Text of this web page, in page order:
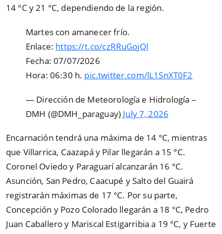
14 °C y 21 °C, dependiendo de la región.
Martes con amanecer frío.
Enlace: https://t.co/czRRuGojQl
Fecha: 07/07/2026
Hora: 06:30 h. pic.twitter.com/lL1SnXT0F2
— Dirección de Meteorología e Hidrología –
DMH (@DMH_paraguay) July 7, 2026
Encarnación tendrá una máxima de 14 °C, mientras
que Villarrica, Caazapá y Pilar llegarán a 15 °C.
Coronel Oviedo y Paraguarí alcanzarán 16 °C.
Asunción, San Pedro, Caacupé y Salto del Guairá
registrarán máximas de 17 °C. Por su parte,
Concepción y Pozo Colorado llegarán a 18 °C, Pedro
Juan Caballero y Mariscal Estigarribia a 19 °C, y Fuerte